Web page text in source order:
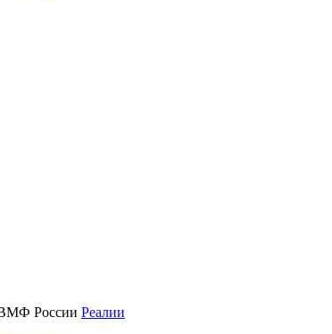
Реалии